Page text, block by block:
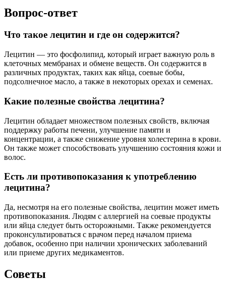
Вопрос-ответ
Что такое лецитин и где он содержится?
Лецитин — это фосфолипид, который играет важную роль в
клеточных мембранах и обмене веществ. Он содержится в
различных продуктах, таких как яйца, соевые бобы,
подсолнечное масло, а также в некоторых орехах и семенах.
Какие полезные свойства лецитина?
Лецитин обладает множеством полезных свойств, включая
поддержку работы печени, улучшение памяти и
концентрации, а также снижение уровня холестерина в крови.
Он также может способствовать улучшению состояния кожи и
волос.
Есть ли противопоказания к употреблению
лецитина?
Да, несмотря на его полезные свойства, лецитин может иметь
противопоказания. Людям с аллергией на соевые продукты
или яйца следует быть осторожными. Также рекомендуется
проконсультироваться с врачом перед началом приема
добавок, особенно при наличии хронических заболеваний
или приеме других медикаментов.
Советы